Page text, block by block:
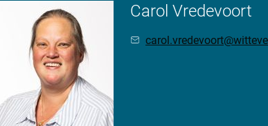
Carol Vredevoort